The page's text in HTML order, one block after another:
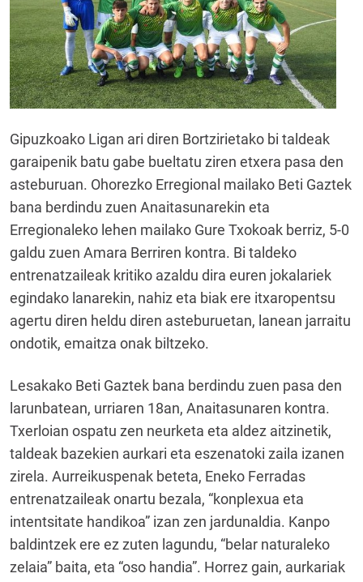
Gipuzkoako Ligan ari diren Bortzirietako bi taldeak
garaipenik batu gabe bueltatu ziren etxera pasa den
asteburuan. Ohorezko Erregional mailako Beti Gaztek
bana berdindu zuen Anaitasunarekin eta
Erregionaleko lehen mailako Gure Txokoak berriz, 5-0
galdu zuen Amara Berriren kontra. Bi taldeko
entrenatzaileak kritiko azaldu dira euren jokalariek
egindako lanarekin, nahiz eta biak ere itxaropentsu
agertu diren heldu diren asteburuetan, lanean jarraitu
ondotik, emaitza onak biltzeko.
Lesakako Beti Gaztek bana berdindu zuen pasa den
larunbatean, urriaren 18an, Anaitasunaren kontra.
Txerloian ospatu zen neurketa eta aldez aitzinetik,
taldeak bazekien aurkari eta eszenatoki zaila izanen
zirela. Aurreikuspenak beteta, Eneko Ferradas
entrenatzaileak onartu bezala, “konplexua eta
intentsitate handikoa” izan zen jardunaldia. Kanpo
baldintzek ere ez zuten lagundu, “belar naturaleko
zelaia” baita, eta “oso handia”. Horrez gain, aurkariak